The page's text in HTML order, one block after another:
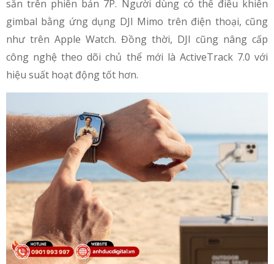
sẵn trên phiên bản 7P. Người dùng có thể điều khiển
gimbal bằng ứng dụng DJI Mimo trên điện thoại, cũng
như trên Apple Watch. Đồng thời, DJI cũng nâng cấp
công nghệ theo dõi chủ thể mới là ActiveTrack 7.0 với
hiệu suất hoạt động tốt hơn.